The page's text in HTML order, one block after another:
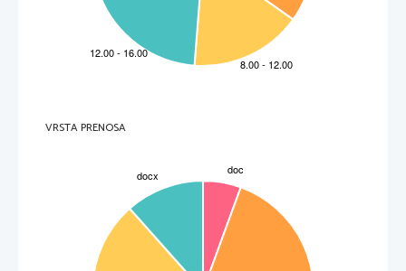
VRSTA PRENOSA